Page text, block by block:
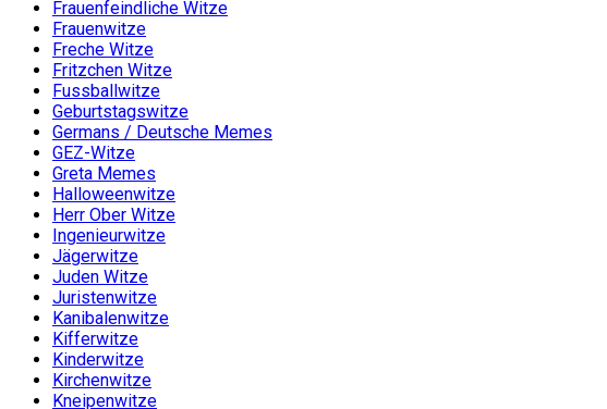
Frauenfeindliche Witze
Frauenwitze
Freche Witze
Fritzchen Witze
Fussballwitze
Geburtstagswitze
Germans / Deutsche Memes
GEZ-Witze
Greta Memes
Halloweenwitze
Herr Ober Witze
Ingenieurwitze
Jägerwitze
Juden Witze
Juristenwitze
Kanibalenwitze
Kifferwitze
Kinderwitze
Kirchenwitze
Kneipenwitze